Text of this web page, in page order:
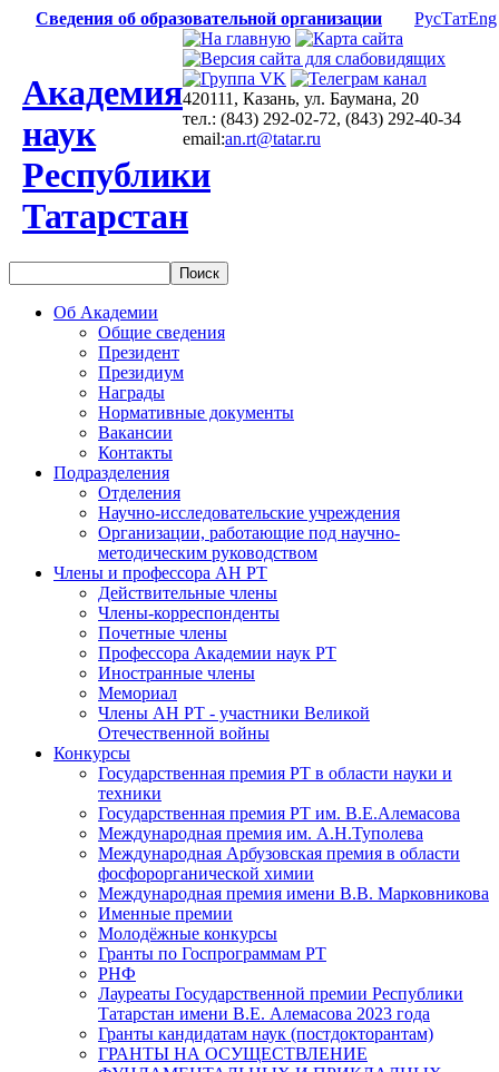
Сведения об образовательной организации РусТатEng
Академия
наук
Республики
Татарстан
420111, Казань, ул. Баумана, 20
тел.: (843) 292-02-72, (843) 292-40-34
email:an.rt@tatar.ru
Об Академии
Общие сведения
Президент
Президиум
Награды
Нормативные документы
Вакансии
Контакты
Подразделения
Отделения
Научно-исследовательские учреждения
Организации, работающие под научно-
методическим руководством
Члены и профессора АН РТ
Действительные члены
Члены-корреспонденты
Почетные члены
Профессора Академии наук РТ
Иностранные члены
Мемориал
Члены АН РТ - участники Великой
Отечественной войны
Конкурсы
Государственная премия РТ в области науки и
техники
Государственная премия РТ им. В.Е.Алемасова
Международная премия им. А.Н.Туполева
Международная Арбузовская премия в области
фосфорорганической химии
Международная премия имени В.В. Марковникова
Именные премии
Молодёжные конкурсы
Гранты по Госпрограммам РТ
РНФ
Лауреаты Государственной премии Республики
Татарстан имени В.Е. Алемасова 2023 года
Гранты кандидатам наук (постдокторантам)
ГРАНТЫ НА ОСУЩЕСТВЛЕНИЕ